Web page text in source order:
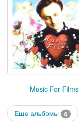
Music For Films
Еще альбомы 6